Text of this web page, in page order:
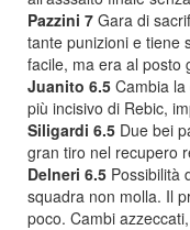
Pazzini 7 Gara di
tante punizioni e tiene
facile, ma era al posto
Juanito 6.5 Cambia
più incisivo di Rebic,
Siligardi 6.5 Due bei
gran tiro nel recupero
Delneri 6.5 Possibilità
squadra non molla. Il
poco. Cambi